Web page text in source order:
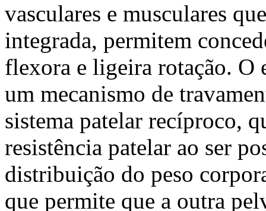
vasculares e musculares
integrada, permitem
flexora e ligeira rotação. O
um mecanismo de
sistema patelar recíproco,
resistência patelar ao ser
distribuição do peso
que permite que a outra